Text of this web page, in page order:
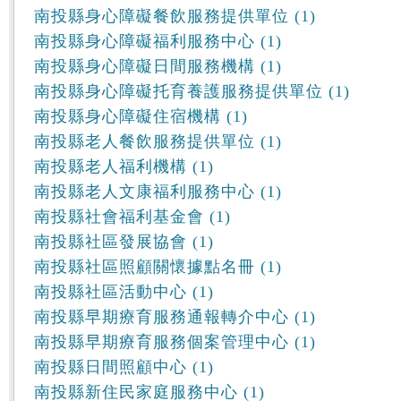
南投縣身心障礙餐飲服務提供單位 (1)
南投縣身心障礙福利服務中心 (1)
南投縣身心障礙日間服務機構 (1)
南投縣身心障礙托育養護服務提供單位 (1)
南投縣身心障礙住宿機構 (1)
南投縣老人餐飲服務提供單位 (1)
南投縣老人福利機構 (1)
南投縣老人文康福利服務中心 (1)
南投縣社會福利基金會 (1)
南投縣社區發展協會 (1)
南投縣社區照顧關懷據點名冊 (1)
南投縣社區活動中心 (1)
南投縣早期療育服務通報轉介中心 (1)
南投縣早期療育服務個案管理中心 (1)
南投縣日間照顧中心 (1)
南投縣新住民家庭服務中心 (1)